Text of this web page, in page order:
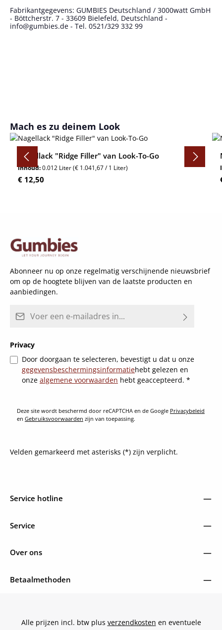
Fabrikantgegevens: GUMBIES Deutschland / 3000watt GmbH
- Böttcherstr. 7 - 33609 Bielefeld, Deutschland -
info@gumbies.de - Tel. 0521/329 332 99
Productgalerij overslaan
Mach es zu deinem Look
Nagellack "Ridge Filler" van Look-To-Go
Inhoud:0.012 Liter(€ 1.041,67 / 1 Liter)
Normale prijs:
€ 12,50
Abonneer nu op onze regelmatig verschijnende nieuwsbrief
om op de hoogtete blijven van de laatste producten en
aanbiedingen.
Privacy
Door doorgaan te selecteren, bevestigt u dat u onze
gegevensbeschermingsinformatiehebt gelezen en
onze algemene voorwaarden hebt geaccepteerd. *
Deze site wordt beschermd door reCAPTCHA en de Google Privacybeleid
en Gebruiksvoorwaarden zijn van toepassing.
Velden gemarkeerd met asterisks (*) zijn verplicht.
Service hotline
Service
Over ons
Betaalmethoden
Alle prijzen incl. btw plus verzendkosten en eventuele